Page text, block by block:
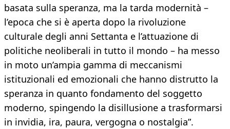
basata sulla speranza, ma la tarda modernità –
l’epoca che si è aperta dopo la rivoluzione
culturale degli anni Settanta e l’attuazione di
politiche neoliberali in tutto il mondo – ha messo
in moto un’ampia gamma di meccanismi
istituzionali ed emozionali che hanno distrutto la
speranza in quanto fondamento del soggetto
moderno, spingendo la disillusione a trasformarsi
in invidia, ira, paura, vergogna o nostalgia”.